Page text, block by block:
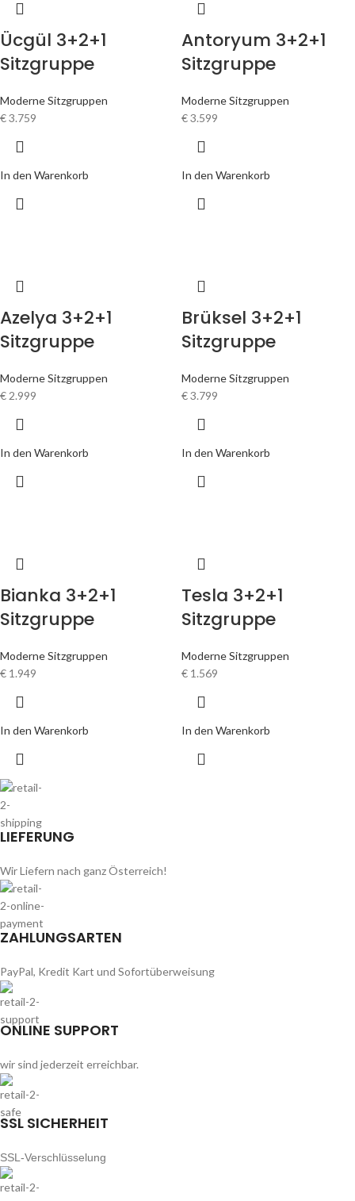
Ücgül 3+2+1
Sitzgruppe
Moderne Sitzgruppen
€3.759
In den Warenkorb
Antoryum 3+2+1
Sitzgruppe
Moderne Sitzgruppen
€3.599
In den Warenkorb
Azelya 3+2+1
Sitzgruppe
Moderne Sitzgruppen
€2.999
In den Warenkorb
Brüksel 3+2+1
Sitzgruppe
Moderne Sitzgruppen
€3.799
In den Warenkorb
Bianka 3+2+1
Sitzgruppe
Moderne Sitzgruppen
€ 1.949
In den Warenkorb
Tesla 3+2+1
Sitzgruppe
Moderne Sitzgruppen
€ 1.569
In den Warenkorb
LIEFERUNG
Wir Liefern nach ganz Österreich!
ZAHLUNGSARTEN
PayPal, Kredit Kart und Sofortüberweisung
ONLINE SUPPORT
wir sind jederzeit erreichbar.
SSL SICHERHEIT
SSL-Verschlüsselung